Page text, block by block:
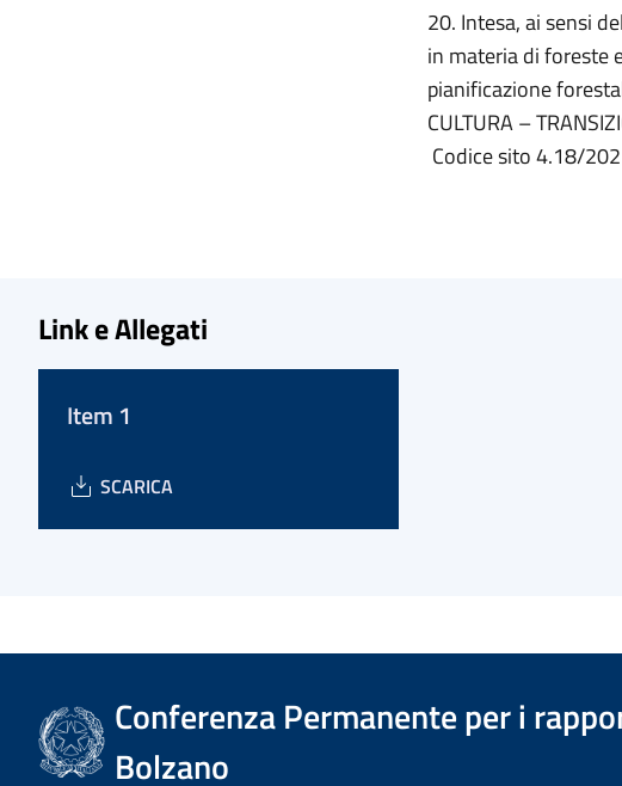
20. Intesa, ai sensi
in materia di foreste
pianificazione
CULTURA –
Codice sito 4.18/
Link e Allegati
Item 1
SCARICA
Conferenza Permanente per i
Bolzano